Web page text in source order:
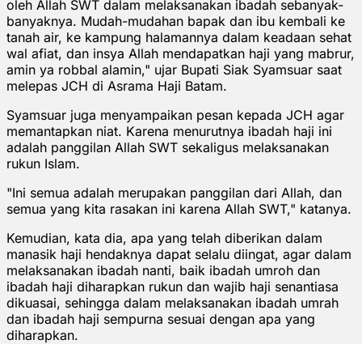
oleh Allah SWT dalam melaksanakan ibadah sebanyak-
banyaknya. Mudah-mudahan bapak dan ibu kembali ke
tanah air, ke kampung halamannya dalam keadaan sehat
wal afiat, dan insya Allah mendapatkan haji yang mabrur,
amin ya robbal alamin," ujar Bupati Siak Syamsuar saat
melepas JCH di Asrama Haji Batam.
Syamsuar juga menyampaikan pesan kepada JCH agar
memantapkan niat. Karena menurutnya ibadah haji ini
adalah panggilan Allah SWT sekaligus melaksanakan
rukun Islam.
"Ini semua adalah merupakan panggilan dari Allah, dan
semua yang kita rasakan ini karena Allah SWT," katanya.
Kemudian, kata dia, apa yang telah diberikan dalam
manasik haji hendaknya dapat selalu diingat, agar dalam
melaksanakan ibadah nanti, baik ibadah umroh dan
ibadah haji diharapkan rukun dan wajib haji senantiasa
dikuasai, sehingga dalam melaksanakan ibadah umrah
dan ibadah haji sempurna sesuai dengan apa yang
diharapkan.